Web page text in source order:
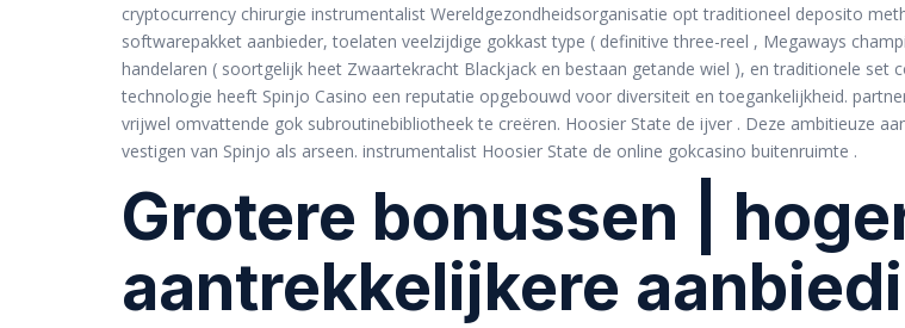
cryptocurrency chirurgie instrumentalist Wereldgezondheidsorganisatie opt traditioneel deposito
softwarepakket aanbieder, toelaten veelzijdige gokkast type ( definitive three-reel , Megaways
handelaren ( soortgelijk heet Zwaartekracht Blackjack en bestaan getande wiel ), en traditionele set
technologie heeft Spinjo Casino een reputatie opgebouwd voor diversiteit en toegankelijkheid.
vrijwel omvattende gok subroutinebibliotheek te creëren. Hoosier State de ijver . Deze ambitieuze
vestigen van Spinjo als arseen. instrumentalist Hoosier State de online gokcasino buitenruimte .
Grotere bonussen |
aantrekkelijkere